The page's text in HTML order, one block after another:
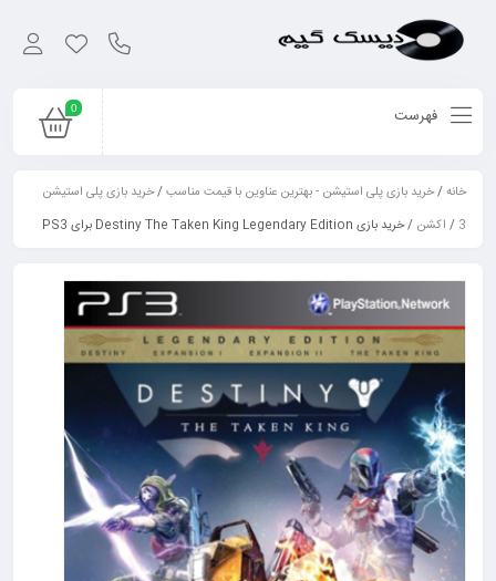
0 فهرست
خانه/خرید بازی پلی استیشن - بهترین عناوین با قیمت مناسب/خرید بازی پلی استیشن
3
/ اکشن / خرید بازی Destiny The Taken King Legendary Edition برای PS3